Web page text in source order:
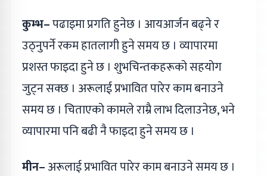
कुम्भ–पढाइमा प्रगति हुनेछ । आयआर्जन बढ्ने र
उठ्नुपर्ने रकम हातलागी हुने समय छ । व्यापारमा
प्रशस्त फाइदा हुने छ । शुभचिन्तकहरूको सहयोग
जुट्न सक्छ । अरूलाई प्रभावित पारेर काम बनाउने
समय छ । चिताएको कामले राम्रै लाभ दिलाउनेछ, भने
व्यापारमा पनि बढी नै फाइदा हुने समय छ ।
मीन–अरूलाई प्रभावित पारेर काम बनाउने समय छ ।